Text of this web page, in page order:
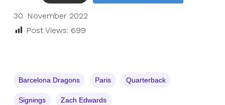
30. November 2022
Post Views: 699
Barcelona Dragons Paris Quarterback
Signings Zach Edwards